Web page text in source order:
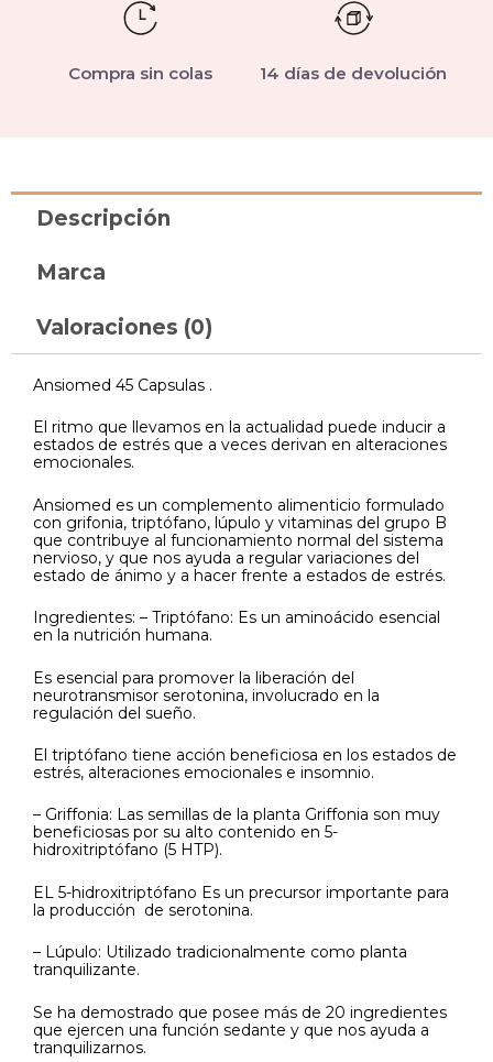
Compra sin colas 14 días de devolución
Descripción
Marca
Valoraciones (0)
Ansiomed 45 Capsulas .
El ritmo que llevamos en la actualidad puede inducir a
estados de estrés que a veces derivan en alteraciones
emocionales.
Ansiomed es un complemento alimenticio formulado
con grifonia, triptófano, lúpulo y vitaminas del grupo B
que contribuye al funcionamiento normal del sistema
nervioso, y que nos ayuda a regular variaciones del
estado de ánimo y a hacer frente a estados de estrés.
Ingredientes: – Triptófano: Es un aminoácido esencial
en la nutrición humana.
Es esencial para promover la liberación del
neurotransmisor serotonina, involucrado en la
regulación del sueño.
El triptófano tiene acción beneficiosa en los estados de
estrés, alteraciones emocionales e insomnio.
– Griffonia: Las semillas de la planta Griffonia son muy
beneficiosas por su alto contenido en 5-
hidroxitriptófano (5 HTP).
EL 5-hidroxitriptófano Es un precursor importante para
la producción de serotonina.
– Lúpulo: Utilizado tradicionalmente como planta
tranquilizante.
Se ha demostrado que posee más de 20 ingredientes
que ejercen una función sedante y que nos ayuda a
tranquilizarnos.